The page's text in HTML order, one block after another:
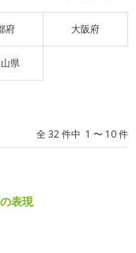
府 大阪府
県
全 32 件中 1 〜 10 件
表現